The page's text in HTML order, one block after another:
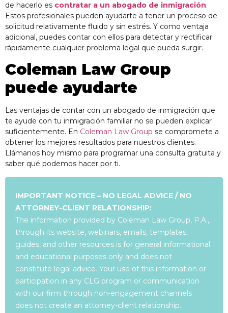
de hacerlo es contratar a un abogado de inmigración.
Estos profesionales pueden ayudarte a tener un proceso de
solicitud relativamente fluido y sin estrés. Y como ventaja
adicional, puedes contar con ellos para detectar y rectificar
rápidamente cualquier problema legal que pueda surgir.
Coleman Law Group
puede ayudarte
Las ventajas de contar con un abogado de inmigración que
te ayude con tu inmigración familiar no se pueden explicar
suficientemente. En Coleman Law Group se compromete a
obtener los mejores resultados para nuestros clientes.
Llámanos hoy mismo para programar una consulta gratuita y
saber qué podemos hacer por ti.
IMPORTANT NOTICE – NO LEGAL ADVICE / NO
ATTORNEY-CLIENT RELATIONSHIP:
The information provided by Coleman Law Group, P.A.,
through its website, webinars, emails, templates,
guides, and other resources is for general informational
and educational purposes only and does not
constitute legal advice. Your use of this information or
participation in any CLG program or communication
with our firm through non-engagement channels
does not create an attorney-client relationship.